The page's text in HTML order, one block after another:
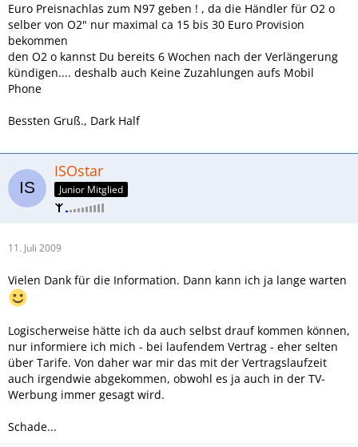
Euro Preisnachlas zum N97 geben ! , da die Händler für O2 o
selber von O2" nur maximal ca 15 bis 30 Euro Provision
bekommen
den O2 o kannst Du bereits 6 Wochen nach der Verlängerung
kündigen.... deshalb auch Keine Zuzahlungen aufs Mobil
Phone
Bessten Gruß., Dark Half
ISOstar
Junior Mitglied
11. Juli 2009
Vielen Dank für die Information. Dann kann ich ja lange warten
Logischerweise hätte ich da auch selbst drauf kommen können,
nur informiere ich mich - bei laufendem Vertrag - eher selten
über Tarife. Von daher war mir das mit der Vertragslaufzeit
auch irgendwie abgekommen, obwohl es ja auch in der TV-
Werbung immer gesagt wird.
Schade...